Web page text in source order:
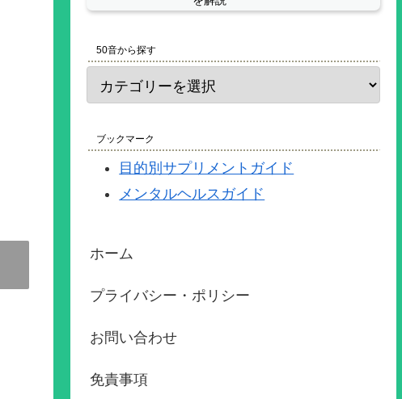
50音から探す
ブックマーク
目的別サプリメントガイド
メンタルヘルスガイド
ホーム
プライバシー・ポリシー
お問い合わせ
免責事項